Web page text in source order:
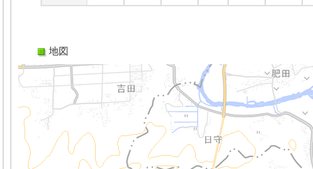
地図